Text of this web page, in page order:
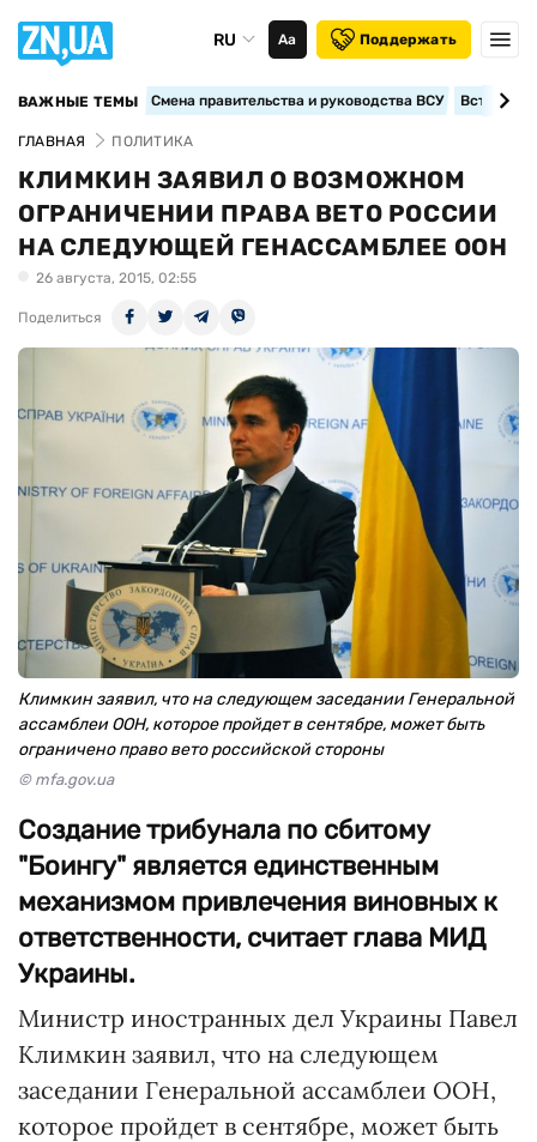
RU Аа Поддержать
ВАЖНЫЕ ТЕМЫ Смена правительства и руководства ВСУ
ГЛАВНАЯ ПОЛИТИКА
КЛИМКИН ЗАЯВИЛ О ВОЗМОЖНОМ
ОГРАНИЧЕНИИ ПРАВА ВЕТО РОССИИ
НА СЛЕДУЮЩЕЙ ГЕНАССАМБЛЕЕ ООН
26 августа, 2015, 02:55
Поделиться
Климкин заявил, что на следующем заседании Генеральной
ассамблеи ООН, которое пройдет в сентябре, может быть
ограничено право вето российской стороны
© mfa.gov.ua
Создание трибунала по сбитому
"Боингу" является единственным
механизмом привлечения виновных к
ответственности, считает глава МИД
Украины.
Министр иностранных дел Украины Павел
Климкин заявил, что на следующем
заседании Генеральной ассамблеи ООН,
которое пройдет в сентябре, может быть